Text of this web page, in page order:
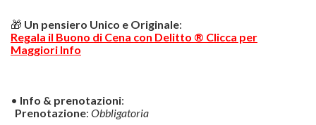
🎁 Un pensiero Unico e Originale:
Regala il Buono di Cena con Delitto ® Clicca per
Maggiori Info
• Info & prenotazioni:
Prenotazione: Obbligatoria